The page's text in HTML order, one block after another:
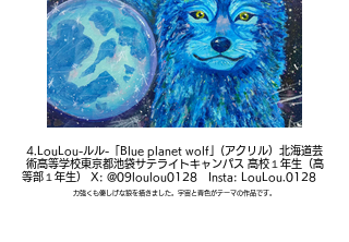
4.LouLou-ルル-「Blue planet wolf」(アクリル）北海道芸
術高等学校東京都池袋サテライトキャンパス 高校１年生（高
等部１年生） X: @09loulou0128 Insta: LouLou.0128
力強くも優しげな狼を描きました。宇宙と青色がテーマの作品です。